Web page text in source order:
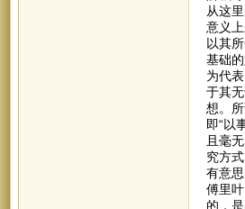
从这
意义
以其
基础
为代
于其
想。
即“以
且毫
究方
有意
傅里
的，